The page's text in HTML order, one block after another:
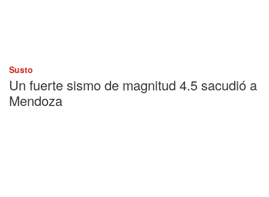
Susto
Un fuerte sismo de magnitud 4.5 sacudió a
Mendoza